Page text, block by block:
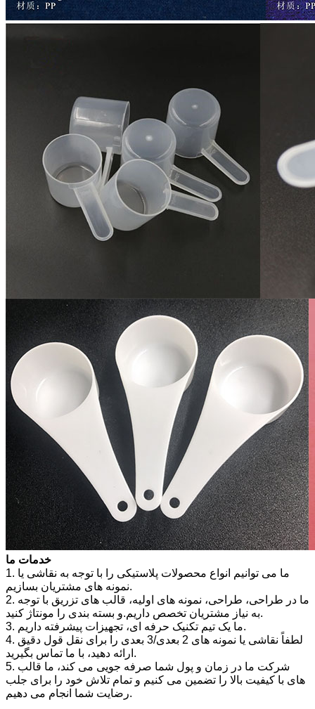
خدمات ما
1. ما می توانیم انواع محصولات پلاستیکی را با توجه به نقاشی یا
نمونه های مشتریان بسازیم.
2. ما در طراحی، طراحی، نمونه های اولیه، قالب های تزریق با توجه
به نیاز مشتریان تخصص داریم.و بسته بندی را مونتاژ کنید.
3. ما یک تیم تکنیک حرفه ای، تجهیزات پیشرفته داریم.
4. لطفاً نقاشی یا نمونه های 2 بعدی/3 بعدی را برای نقل قول دقیق
ارائه دهید، با ما تماس بگیرید.
5. شرکت ما در زمان و پول شما صرفه جویی می کند، ما قالب
های با کیفیت بالا را تضمین می کنیم و تمام تلاش خود را برای جلب
رضایت شما انجام می دهیم.